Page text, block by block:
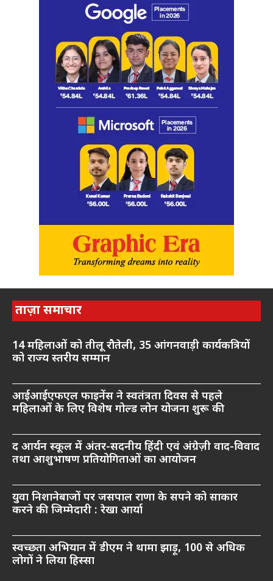
ताज़ा समाचार
14 महिलाओं को तीलू रौतेली, 35 आंगनवाड़ी कार्यकत्रियों
को राज्य स्तरीय सम्मान
आईआईएफएल फाइनेंस ने स्वतंत्रता दिवस से पहले
महिलाओं के लिए विशेष गोल्ड लोन योजना शुरू की
द आर्यन स्कूल में अंतर-सदनीय हिंदी एवं अंग्रेज़ी वाद-विवाद
तथा आशुभाषण प्रतियोगिताओं का आयोजन
युवा निशानेबाजों पर जसपाल राणा के सपने को साकार
करने की जिम्मेदारी : रेखा आर्या
स्वच्छता अभियान में डीएम ने थामा झाड़ू, 100 से अधिक
लोगों ने लिया हिस्सा